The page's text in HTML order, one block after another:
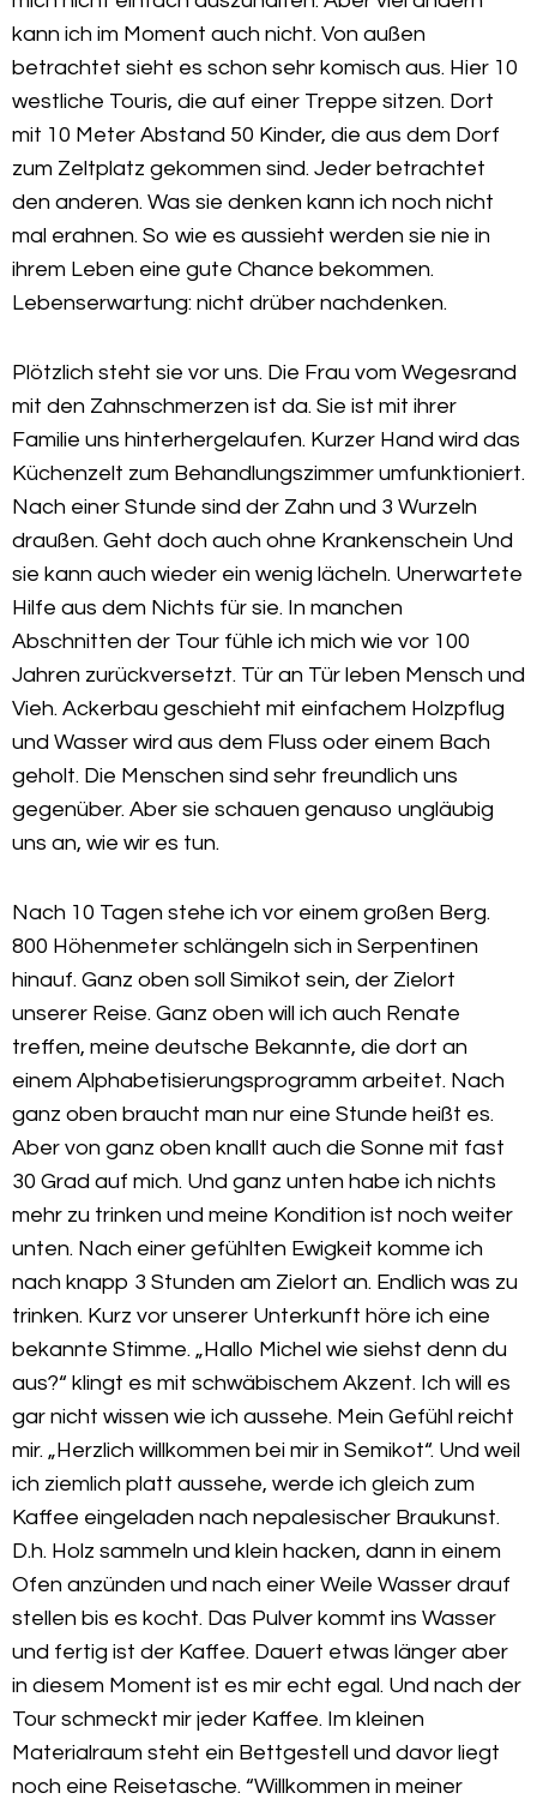
kann ich im Moment auch nicht. Von außen
betrachtet sieht es schon sehr komisch aus. Hier 10
westliche Touris, die auf einer Treppe sitzen. Dort
mit 10 Meter Abstand 50 Kinder, die aus dem Dorf
zum Zeltplatz gekommen sind. Jeder betrachtet
den anderen. Was sie denken kann ich noch nicht
mal erahnen. So wie es aussieht werden sie nie in
ihrem Leben eine gute Chance bekommen.
Lebenserwartung: nicht drüber nachdenken.
Plötzlich steht sie vor uns. Die Frau vom Wegesrand
mit den Zahnschmerzen ist da. Sie ist mit ihrer
Familie uns hinterhergelaufen. Kurzer Hand wird das
Küchenzelt zum Behandlungszimmer umfunktioniert.
Nach einer Stunde sind der Zahn und 3 Wurzeln
draußen. Geht doch auch ohne Krankenschein Und
sie kann auch wieder ein wenig lächeln. Unerwartete
Hilfe aus dem Nichts für sie. In manchen
Abschnitten der Tour fühle ich mich wie vor 100
Jahren zurückversetzt. Tür an Tür leben Mensch und
Vieh. Ackerbau geschieht mit einfachem Holzpflug
und Wasser wird aus dem Fluss oder einem Bach
geholt. Die Menschen sind sehr freundlich uns
gegenüber. Aber sie schauen genauso ungläubig
uns an, wie wir es tun.
Nach 10 Tagen stehe ich vor einem großen Berg.
800 Höhenmeter schlängeln sich in Serpentinen
hinauf. Ganz oben soll Simikot sein, der Zielort
unserer Reise. Ganz oben will ich auch Renate
treffen, meine deutsche Bekannte, die dort an
einem Alphabetisierungsprogramm arbeitet. Nach
ganz oben braucht man nur eine Stunde heißt es.
Aber von ganz oben knallt auch die Sonne mit fast
30 Grad auf mich. Und ganz unten habe ich nichts
mehr zu trinken und meine Kondition ist noch weiter
unten. Nach einer gefühlten Ewigkeit komme ich
nach knapp 3 Stunden am Zielort an. Endlich was zu
trinken. Kurz vor unserer Unterkunft höre ich eine
bekannte Stimme. „Hallo Michel wie siehst denn du
aus?“ klingt es mit schwäbischem Akzent. Ich will es
gar nicht wissen wie ich aussehe. Mein Gefühl reicht
mir. „Herzlich willkommen bei mir in Semikot“. Und weil
ich ziemlich platt aussehe, werde ich gleich zum
Kaffee eingeladen nach nepalesischer Braukunst.
D.h. Holz sammeln und klein hacken, dann in einem
Ofen anzünden und nach einer Weile Wasser drauf
stellen bis es kocht. Das Pulver kommt ins Wasser
und fertig ist der Kaffee. Dauert etwas länger aber
in diesem Moment ist es mir echt egal. Und nach der
Tour schmeckt mir jeder Kaffee. Im kleinen
Materialraum steht ein Bettgestell und davor liegt
noch eine Reisetasche. “Willkommen in meiner